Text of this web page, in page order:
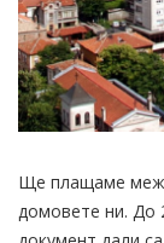
Ще плащаме
домовете ни. До